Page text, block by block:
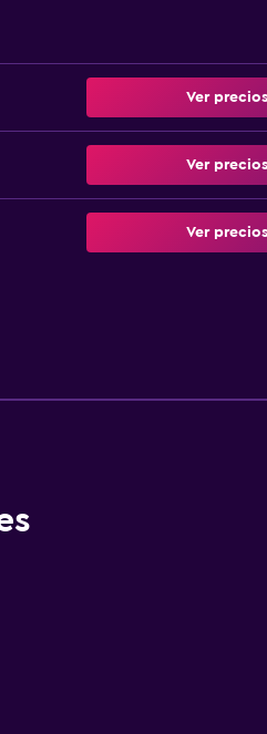
Ver precios
Ver precios
Ver precios